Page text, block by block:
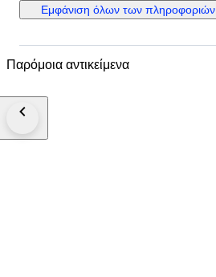
Εμφάνιση όλων των πληροφοριών
Παρόμοια αντικείμενα